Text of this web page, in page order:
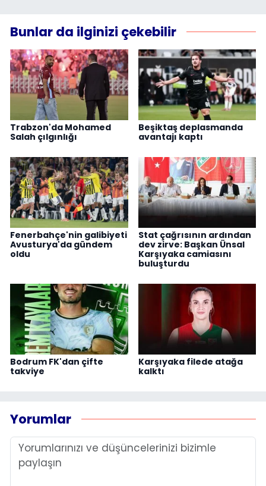
Bunlar da ilginizi çekebilir
Trabzon'da Mohamed
Salah çılgınlığı
Beşiktaş deplasmanda
avantajı kaptı
Fenerbahçe'nin galibiyeti
Avusturya'da gündem
oldu
Stat çağrısının ardından
dev zirve: Başkan Ünsal
Karşıyaka camiasını
buluşturdu
Bodrum FK'dan çifte
takviye
Karşıyaka filede atağa
kalktı
Yorumlar